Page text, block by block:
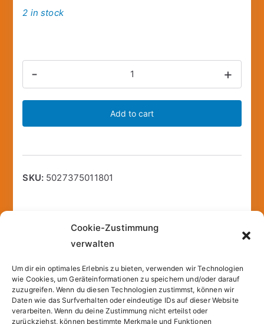
Cookie-Zustimmung
verwalten
Um dir ein optimales Erlebnis zu bieten, verwenden wir Technologien
wie Cookies, um Geräteinformationen zu speichern und/oder darauf
zuzugreifen. Wenn du diesen Technologien zustimmst, können wir
Daten wie das Surfverhalten oder eindeutige IDs auf dieser Website
verarbeiten. Wenn du deine Zustimmung nicht erteilst oder
zurückziehst, können bestimmte Merkmale und Funktionen
2 in stock
-
für
quantity
+
Add to cart
SKU: 5027375011801
DescriptionAdditional information
Ausführung: für Interfold Falzung
Farbe: silbergrau-metallic/weiß
Größe: B 140 x H 270 x T 110 mm